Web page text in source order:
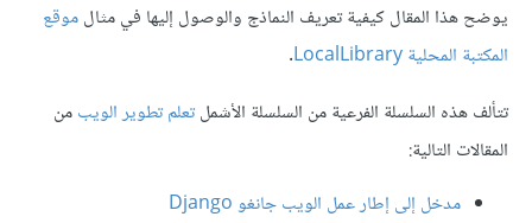
يوضح هذا المقال كيفية تعريف النماذج والوصول إليها في مثالموقع
المكتبة المحلية LocalLibrary
.
تتألف هذه السلسلة الفرعية من السلسلة الأشملتعلم تطوير الويبمن
المقالات التالية:
مدخل إلى إطار عمل الويب جانغو Django